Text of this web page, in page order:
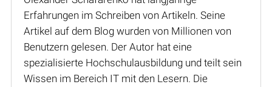
Erfahrungen im Schreiben von Artikeln. Seine
Artikel auf dem Blog wurden von Millionen von
Benutzern gelesen. Der Autor hat eine
spezialisierte Hochschulausbildung und teilt sein
Wissen im Bereich IT mit den Lesern. Die